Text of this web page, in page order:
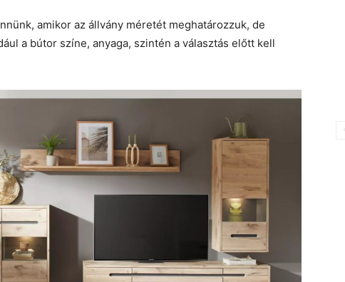
amikor az állvány méretét meghatározzuk, de
a bútor színe, anyaga, szintén a választás előtt kell